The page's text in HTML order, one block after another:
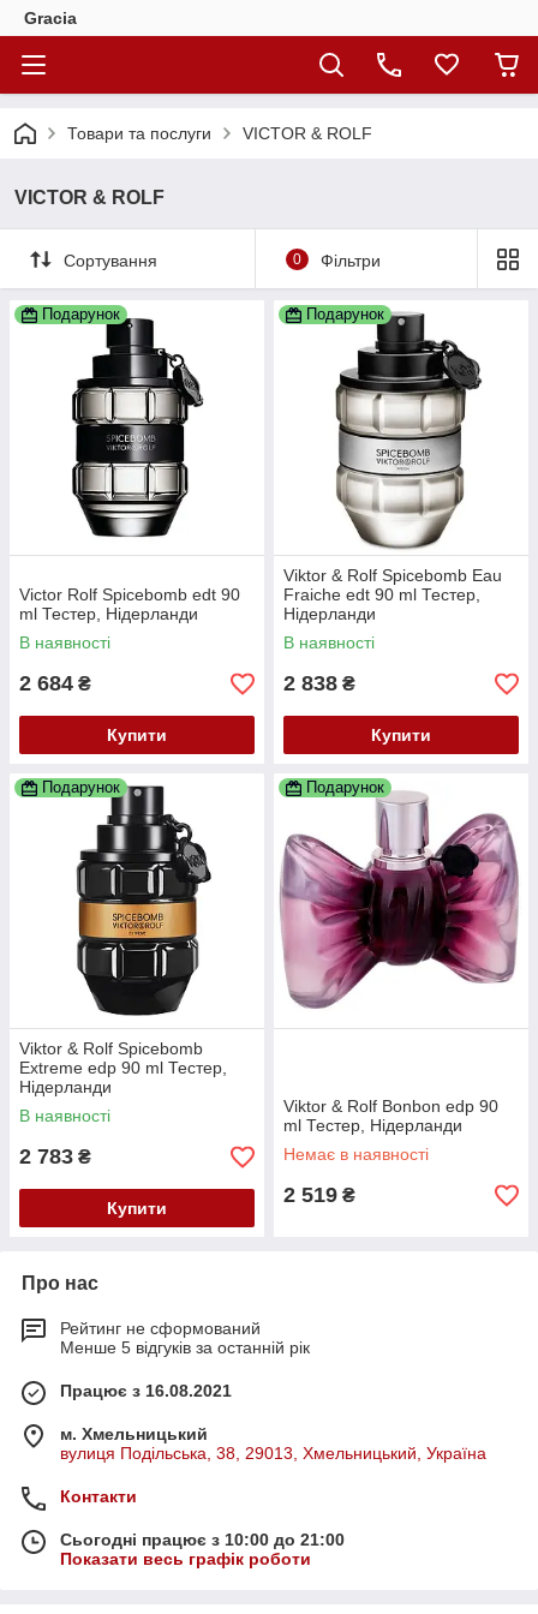
Gracia
Товари та послуги VICTOR & ROLF
VICTOR & ROLF
Сортування 0 Фільтри
Подарунок
Victor Rolf Spicebomb edt 90
ml Тестер, Нідерланди
В наявності
2 684 ₴
Купити
Подарунок
Viktor & Rolf Spicebomb Eau
Fraiche edt 90 ml Тестер,
Нідерланди
В наявності
2 838 ₴
Купити
Подарунок
Viktor & Rolf Spicebomb
Extreme edp 90 ml Тестер,
Нідерланди
В наявності
2 783 ₴
Купити
Подарунок
Viktor & Rolf Bonbon edp 90
ml Тестер, Нідерланди
Немає в наявності
2 519 ₴
Про нас
Рейтинг не сформований
Менше 5 відгуків за останній рік
Працює з 16.08.2021
м. Хмельницький
вулиця Подільська, 38, 29013, Хмельницький, Україна
Контакти
Сьогодні працює з 10:00 до 21:00
Показати весь графік роботи